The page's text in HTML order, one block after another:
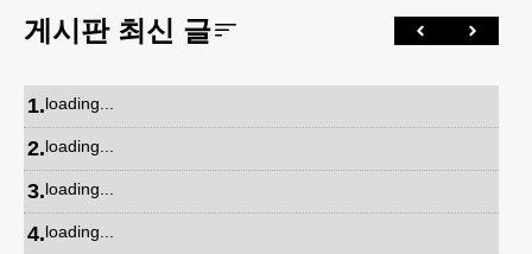
게시판 최신 글
1.loading...
2.loading...
3.loading...
4.loading...